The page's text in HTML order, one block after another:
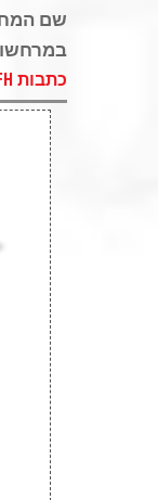
שם
במרחשוון
כתבות TFH